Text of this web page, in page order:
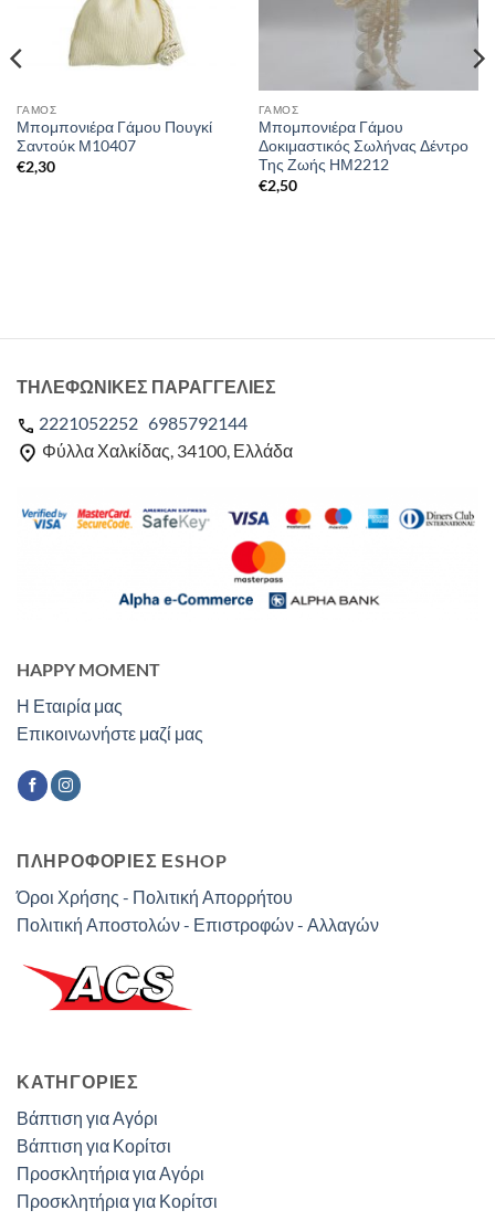
ΓΑΜΟΣ
Μπομπονιέρα Γάμου Πουγκί
Σαντούκ Μ10407
€2,30
ΓΑΜΟΣ
Μπομπονιέρα Γάμου
Δοκιμαστικός Σωλήνας Δέντρο
Της Ζωής ΗΜ2212
€2,50
HAPPY MOMENT
Η Εταιρία μας
Επικοινωνήστε μαζί μας
ΠΛΗΡΟΦΟΡΙΕΣ ΕSHOP
Όροι Χρήσης - Πολιτική Απορρήτου
Πολιτική Αποστολών - Επιστροφών - Αλλαγών
ΤΗΛΕΦΩΝΙΚΕΣ ΠΑΡΑΓΓΕΛΙΕΣ
2221052252 6985792144
Φύλλα Χαλκίδας, 34100, Ελλάδα
ΚΑΤΗΓΟΡΊΕΣ
Βάπτιση για Αγόρι
Βάπτιση για Κορίτσι
Προσκλητήρια για Αγόρι
Προσκλητήρια για Κορίτσι